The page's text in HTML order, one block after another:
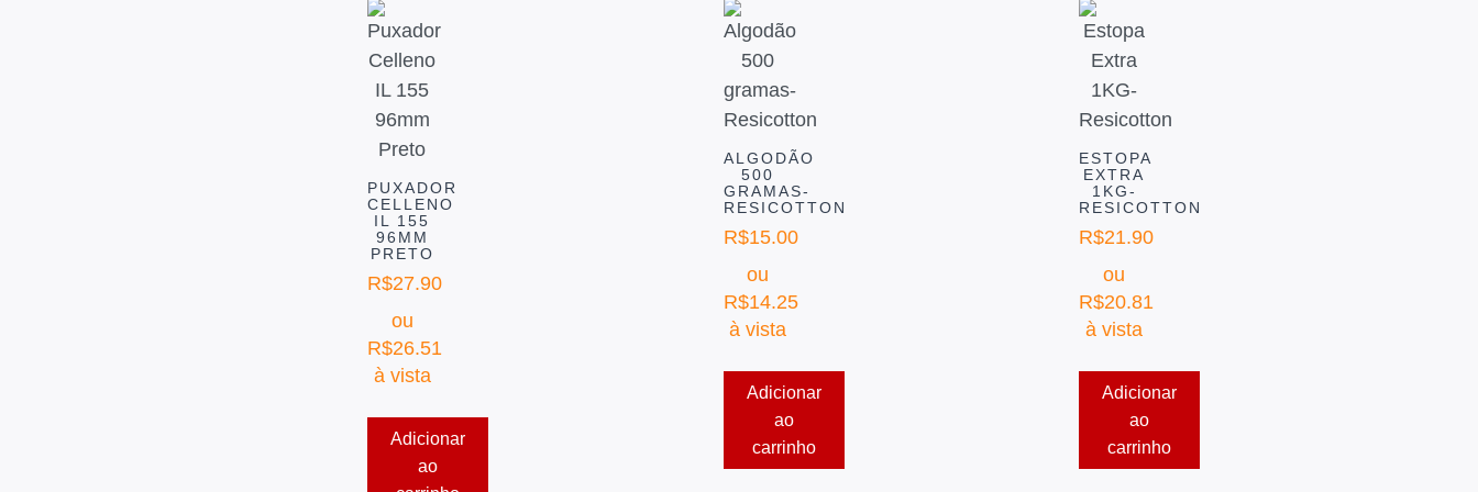
PUXADOR
CELLENO
IL 155
96MM
PRETO
R$27.90
ou
R$26.51
à vista
Adicionar
ao
ALGODÃO
500
GRAMAS-
RESICOTTON
R$15.00
ou
R$14.25
à vista
Adicionar
ao
carrinho
ESTOPA
EXTRA
1KG-
RESICOTTON
R$21.90
ou
R$20.81
à vista
Adicionar
ao
carrinho